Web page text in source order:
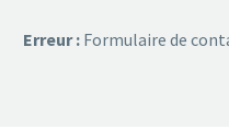
Erreur : Formulaire de